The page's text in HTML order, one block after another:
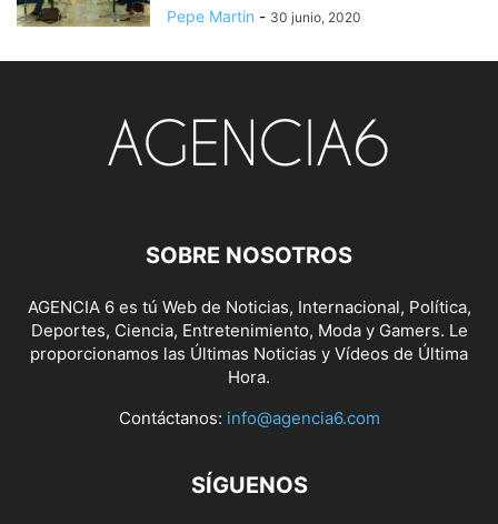
Pepe Martin - 30 junio, 2020
SOBRE NOSOTROS
AGENCIA 6 es tú Web de Noticias, Internacional, Política,
Deportes, Ciencia, Entretenimiento, Moda y Gamers. Le
proporcionamos las Últimas Noticias y Vídeos de Última
Hora.
Contáctanos: info@agencia6.com
SÍGUENOS